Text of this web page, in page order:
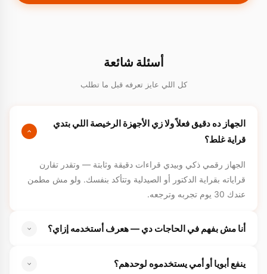
أسئلة شائعة
كل اللي عايز تعرفه قبل ما تطلب
الجهاز ده دقيق فعلاً ولا زي الأجهزة الرخيصة اللي بتدي
قراية غلط؟
الجهاز رقمي ذكي وبيدي قراءات دقيقة وثابتة — وتقدر تقارن
قراياته بقراية الدكتور أو الصيدلية وتتأكد بنفسك. ولو مش مطمن
عندك 30 يوم تجربه وترجعه.
أنا مش بفهم في الحاجات دي — هعرف أستخدمه إزاي؟
الملونة هتقولك النتيجة بالألوان والصوت هينطقهالك. مفيش أي
ينفع أبويا أو أمي يستخدموه لوحدهم؟